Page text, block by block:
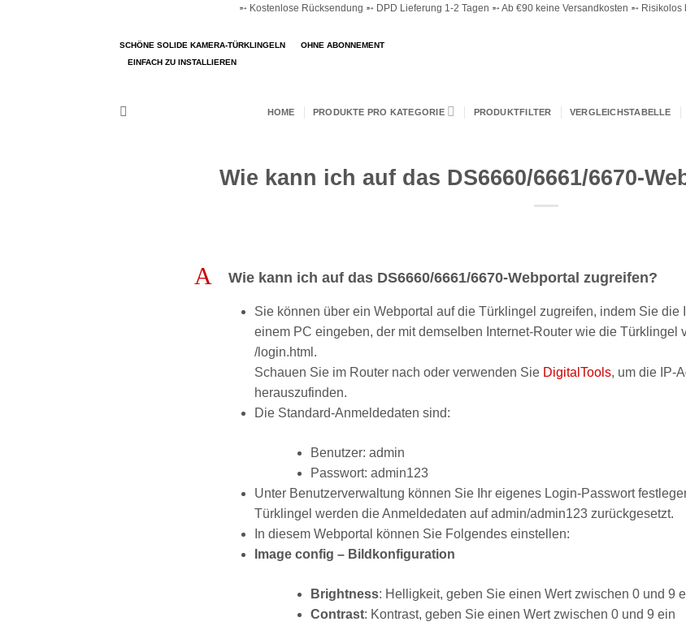
➵ Kostenlose Rücksendung ➵ DPD Lieferung 1-2 Tagen ➵ Ab €90 keine Versandkosten ➵
SCHÖNE SOLIDE KAMERA-TÜRKLINGELN
OHNE ABONNEMENT
EINFACH ZU INSTALLIEREN
HOME PRODUKTE PRO KATEGORIE PRODUKTFILTER VERGLEICHSTABELLE
Wie kann ich auf das DS6660/6661/6670-
A Wie kann ich auf das DS6660/6661/6670-Webportal zugreifen?
Sie können über ein Webportal auf die Türklingel zugreifen, indem Sie die
einem PC eingeben, der mit demselben Internet-Router wie die Türklingel
/login.html.
Schauen Sie im Router nach oder verwenden Sie DigitalTools, um die IP-
herauszufinden.
Die Standard-Anmeldedaten sind:
Benutzer: admin
Passwort: admin123
Unter Benutzerverwaltung können Sie Ihr eigenes Login-Passwort
Türklingel werden die Anmeldedaten auf admin/admin123 zurückgesetzt.
In diesem Webportal können Sie Folgendes einstellen:
Image config – Bildkonfiguration
Brightness: Helligkeit, geben Sie einen Wert zwischen 0 und 9
Contrast: Kontrast, geben Sie einen Wert zwischen 0 und 9 ein